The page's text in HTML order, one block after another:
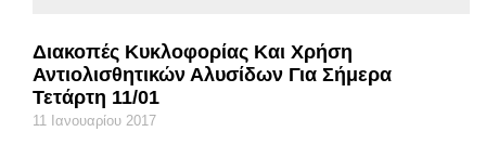
Διακοπές Κυκλοφορίας Και Χρήση
Αντιολισθητικών Αλυσίδων Για Σήμερα
Τετάρτη 11/01
11 Ιανουαρίου 2017